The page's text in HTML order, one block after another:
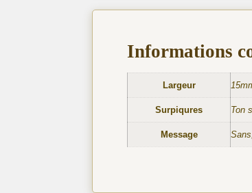
Informations
Largeur
Surpiqures Ton
Message